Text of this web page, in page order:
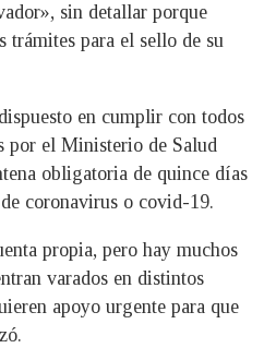
sin detallar porque
para el sello de su
en cumplir con todos
por el Ministerio de Salud
obligatoria de quince días
coronavirus o covid-19.
propia, pero hay muchos
varados en distintos
apoyo urgente para que